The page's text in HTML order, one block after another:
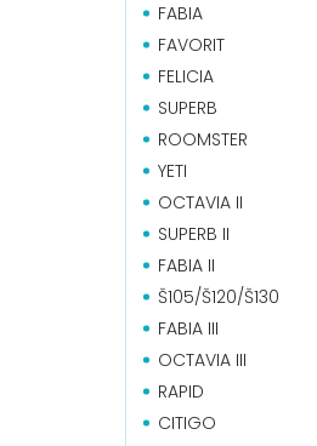
FABIA
FAVORIT
FELICIA
SUPERB
ROOMSTER
YETI
OCTAVIA II
SUPERB II
FABIA II
Š105/Š120/Š130
FABIA III
OCTAVIA III
RAPID
CITIGO